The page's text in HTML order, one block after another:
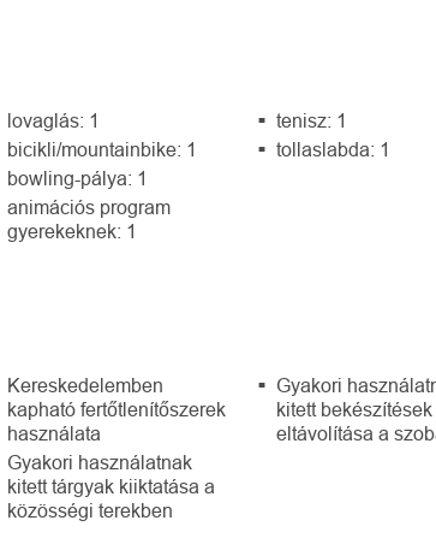
lovaglás: 1
bicikli/mountainbike: 1
bowling-pálya: 1
animációs program
gyerekeknek: 1
tenisz: 1
tollaslabda: 1
Kereskedelemben
kapható fertőtlenítőszerek
használata
Gyakori használatnak
kitett tárgyak kiiktatása a
közösségi terekben
Gyakori
kitett bekészítések
eltávolítása a